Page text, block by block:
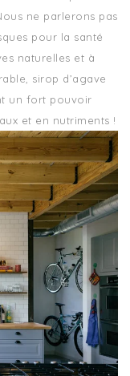
ne parlerons pas
pour la santé
naturelles et à
sirop d’agave
un fort pouvoir
et en nutriments !